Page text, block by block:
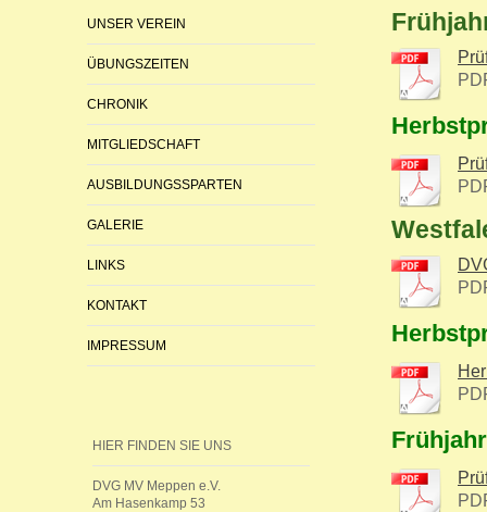
UNSER VEREIN
ÜBUNGSZEITEN
CHRONIK
MITGLIEDSCHAFT
AUSBILDUNGSSPARTEN
GALERIE
LINKS
KONTAKT
IMPRESSUM
HIER FINDEN SIE UNS
DVG MV Meppen e.V.
Am Hasenkamp 53